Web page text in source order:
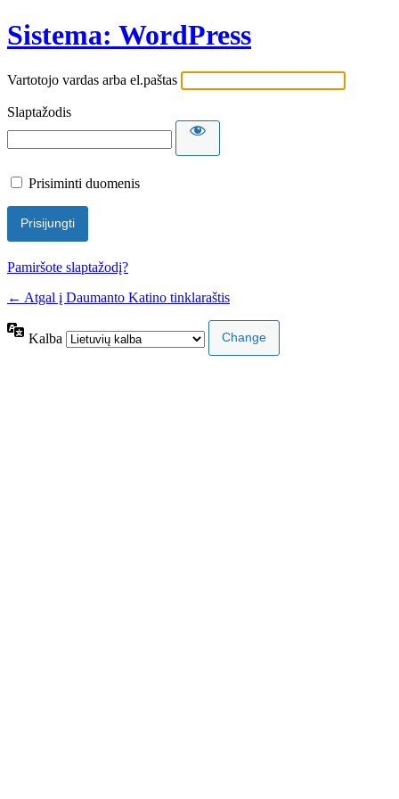
Sistema: WordPress
Vartotojo vardas arba el.paštas
Slaptažodis
Prisiminti duomenis
Pamiršote slaptažodį?
← Atgal į Daumanto Katino tinklaraštis
Kalba